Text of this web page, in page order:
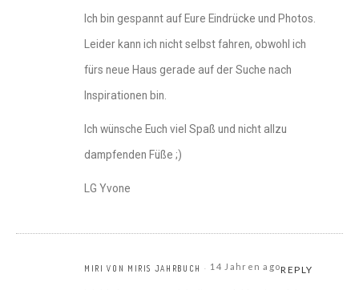
Ich bin gespannt auf Eure Eindrücke und Photos.
Leider kann ich nicht selbst fahren, obwohl ich
fürs neue Haus gerade auf der Suche nach
Inspirationen bin.
Ich wünsche Euch viel Spaß und nicht allzu
dampfenden Füße ;)
LG Yvone
MIRI VON MIRIS JAHRBUCH 14 Jahren agoREPLY